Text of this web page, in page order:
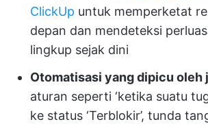
ClickUp untuk memperketat
depan dan mendeteksi
lingkup sejak dini
Otomatisasi yang dipicu oleh
aturan seperti ‘ketika suatu
ke status ‘Terblokir’, tunda